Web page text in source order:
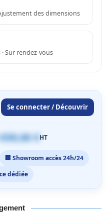
des dimensions
Sur rendez-vous
Se connecter / Découvrir
059,00 €HT
🏢 Showroom accès 24h/24
dédiée